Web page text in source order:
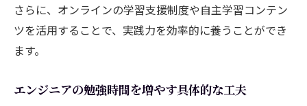
さらに、オンラインの学習支援制度や自主学習コンテン
ツを活用することで、実践力を効率的に養うことができ
ます。
エンジニアの勉強時間を増やす具体的な工夫